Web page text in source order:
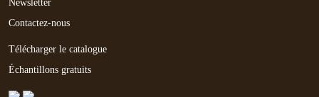
Newsletter
Contactez-nous
Télécharger le catalogue
Échantillons gratuits